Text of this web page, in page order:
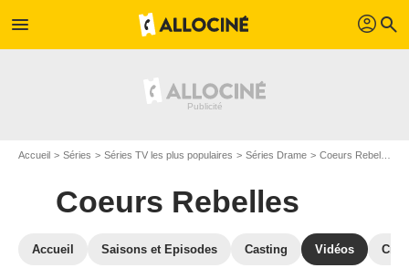
menu profil search
Accueil Séries Séries TV les plus populaires Séries Drame Coeurs Rebelles
Coeurs Rebelles
Accueil Saisons et Episodes Casting Vidéos